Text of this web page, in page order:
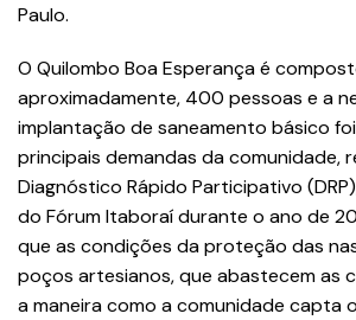
Paulo.
O Quilombo Boa Esperança é
aproximadamente, 400 pessoas e a
implantação de saneamento básico
principais demandas da comunidade,
Diagnóstico Rápido Participativo
do Fórum Itaboraí durante o ano de
que as condições da proteção das
poços artesianos, que abastecem as
a maneira como a comunidade capta